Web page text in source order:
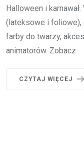
Halloween i
(lateksowe i foliowe),
farby do twarzy,
animatorów. Zobacz
CZYTAJ WIĘCEJ